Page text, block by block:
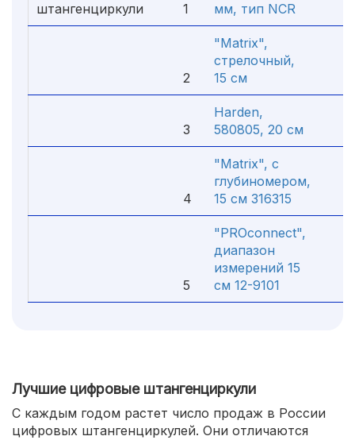
штангенциркули
1
мм, тип NCR
2
"Matrix",
стрелочный,
15 см
3
Harden,
580805, 20 см
4
"Matrix", с
глубиномером,
15 см 316315
5
"PROconnect",
диапазон
измерений 15
см 12-9101
Лучшие цифровые штангенциркули
С каждым годом растет число продаж в России
цифровых штангенциркулей. Они отличаются